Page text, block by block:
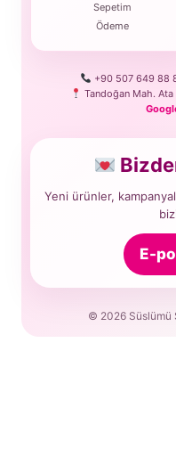
Sepetim
Ödeme
+90 507 649 88
Tandoğan Mah.
Yeni ürünler,
E-
© 2026 Süslümü